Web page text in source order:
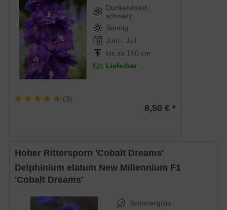
Dunkelviolett,
schwarz
Sonnig
Juni - Juli
bis zu 150 cm
Lieferbar
(3)
8,50 € *
Hoher Rittersporn 'Cobalt Dreams'
Delphinium elatum New Millennium F1
'Cobalt Dreams'
Sommergrün